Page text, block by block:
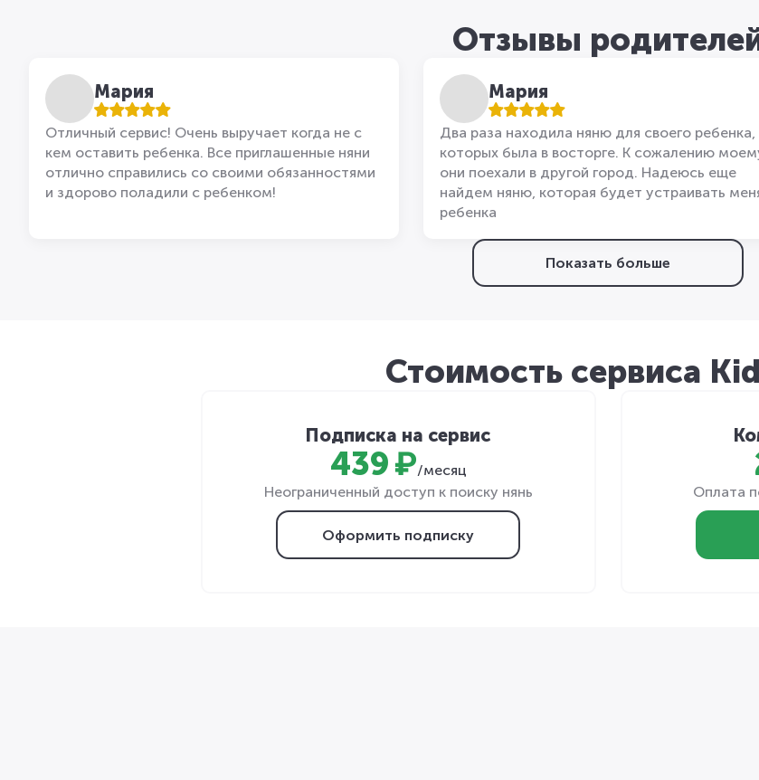
Отзывы
Мария
Отличный сервис! Очень выручает когда не с
кем оставить ребенка. Все приглашенные няни
отлично справились со своими обязанностями
и здорово поладили с ребенком!
Мария
Два раза находила няню для своего ребенка,
которых была в восторге. К сожалению
они поехали в другой город. Надеюсь еще
найдем няню, которая будет устраивать
ребенка
Показать больше
Стоимость сервиса
Подписка на сервис
439 ₽/месяц
Неограниченный доступ к поиску нянь
Оформить подписку
Оплата